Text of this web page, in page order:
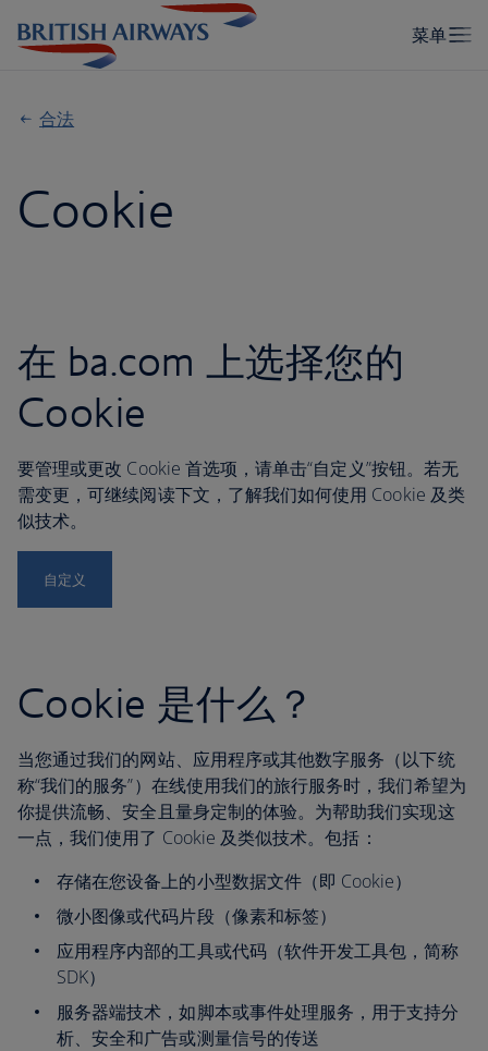
合法
Cookie
在 ba.com 上选择您的
Cookie
要管理或更改 Cookie 首选项，请单击“自定义”按钮。若无
需变更，可继续阅读下文，了解我们如何使用 Cookie 及类
似技术。
自定义
Cookie 是什么？
当您通过我们的网站、应用程序或其他数字服务（以下统
称“我们的服务”）在线使用我们的旅行服务时，我们希望为
你提供流畅、安全且量身定制的体验。为帮助我们实现这
一点，我们使用了 Cookie 及类似技术。包括：
存储在您设备上的小型数据文件（即 Cookie）
微小图像或代码片段（像素和标签）
应用程序内部的工具或代码（软件开发工具包，简称
SDK）
服务器端技术，如脚本或事件处理服务，用于支持分
析、安全和广告或测量信号的传送